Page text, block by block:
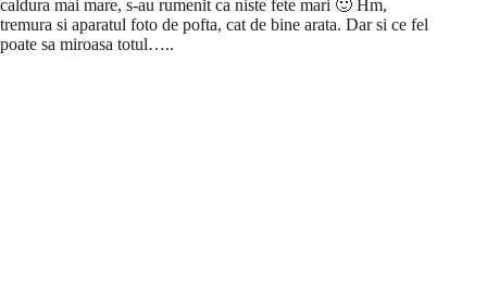
caldura mai mare, s-au rumenit ca niste fete mari 🙂 Hm,
tremura si aparatul foto de pofta, cat de bine arata. Dar si ce fel
poate sa miroasa totul…..